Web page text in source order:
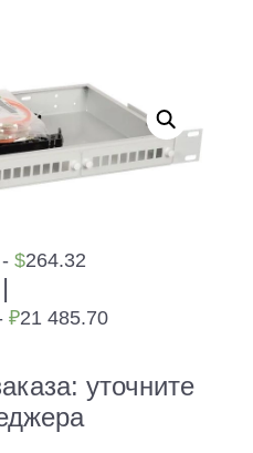
$264.32
|
₽21 485.70
уточните